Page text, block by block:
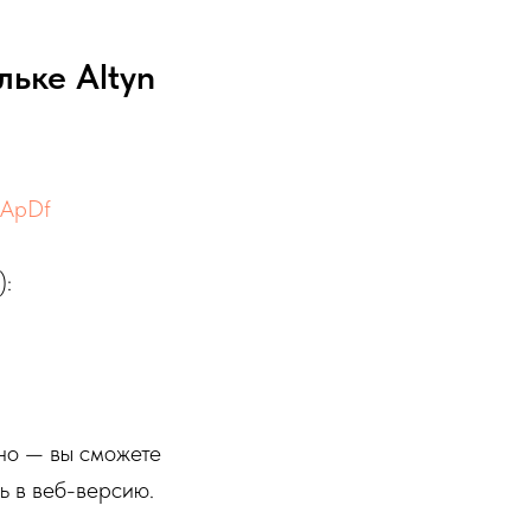
Altyn
— вы сможете
в веб-версию.